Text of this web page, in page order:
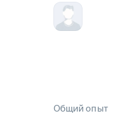
Общий опыт